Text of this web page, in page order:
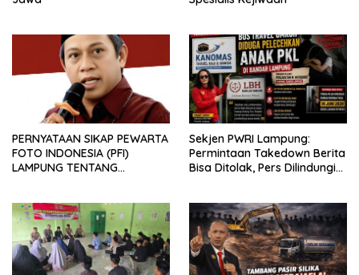
PERNYATAAN SIKAP PEWARTA
FOTO INDONESIA (PFI)
LAMPUNG TENTANG
TERHADAP JURNALIS DI
PENGADILAN NEGERI
TANJUNG KARANG.
Sekjen PWRI Lampung:
Permintaan Takedown Berita
Bisa Ditolak, Pers Dilindungi